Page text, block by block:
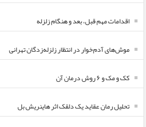
اقدامات مهم قبل، بعد و هنگام زلزله
موش‌های آدم‌خوار در انتظار زلزله‌زدگان تهرانی
کک و مک و ۶ روش درمان آن
تحلیل رمان عقاید یک دلقک اثر هاینریش بل